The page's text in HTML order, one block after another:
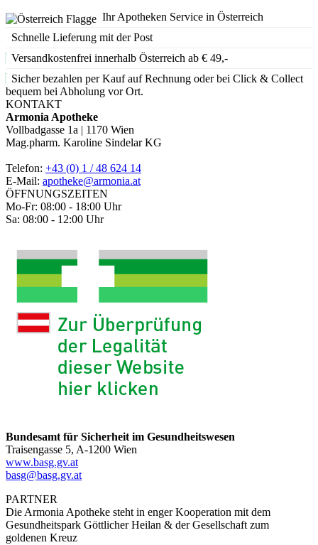
Ihr Apotheken Service in Österreich
Schnelle Lieferung mit der Post
Versandkostenfrei innerhalb Österreich ab € 49,-
Sicher bezahlen per Kauf auf Rechnung oder bei Click & Collect
bequem bei Abholung vor Ort.
KONTAKT
Armonia Apotheke
Vollbadgasse 1a | 1170 Wien
Mag.pharm. Karoline Sindelar KG
Telefon: +43 (0) 1 / 48 624 14
E-Mail: apotheke@armonia.at
ÖFFNUNGSZEITEN
Mo-Fr: 08:00 - 18:00 Uhr
Sa: 08:00 - 12:00 Uhr
Bundesamt für Sicherheit im Gesundheitswesen
Traisengasse 5, A-1200 Wien
www.basg.gv.at
basg@basg.gv.at
PARTNER
Die Armonia Apotheke steht in enger Kooperation mit dem
Gesundheitspark Göttlicher Heilan & der Gesellschaft zum
goldenen Kreuz